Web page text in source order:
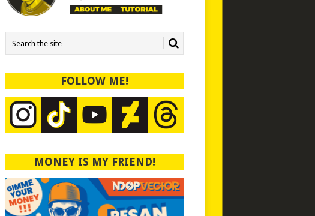
FOLLOW ME!
MONEY IS MY FRIEND!